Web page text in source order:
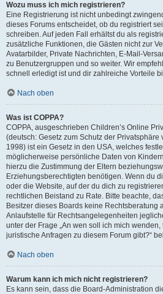
Wozu muss ich mich registrieren?
Eine Registrierung ist nicht unbedingt
dieses Forums entscheidet, ob du registriert
schreiben. Auf jeden Fall erhältst du als
zusätzliche Funktionen, die Gästen nicht zur
Avatarbilder, Private Nachrichten, E-Mail-
zu Benutzergruppen und so weiter. Wir
schnell erledigt ist und dir zahlreiche Vorteile
Nach oben
Was ist COPPA?
COPPA, ausgeschrieben Children’s Online
(deutsch: Gesetz zum Schutz der Privatsphäre
1998) ist ein Gesetz in den USA, welches
möglicherweise persönliche Daten von
hierzu die Zustimmung der Eltern
Erziehungsberechtigten benötigen. Wenn du
oder die Website, auf der du dich zu
rechtlichen Beistand zu Rate. Bitte beachte,
Besitzer dieses Boards keine Rechtsberatung
Anlaufstelle für Rechtsangelegenheiten
unter der Frage „An wen soll ich mich
juristische Anfragen zu diesem Forum gibt?“
Nach oben
Warum kann ich mich nicht registrieren?
Es kann sein, dass die Board-Administration